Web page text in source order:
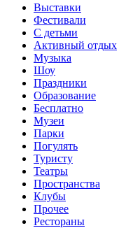
Выставки
Фестивали
С детьми
Активный отдых
Музыка
Шоу
Праздники
Образование
Бесплатно
Музеи
Парки
Погулять
Туристу
Театры
Пространства
Клубы
Прочее
Рестораны